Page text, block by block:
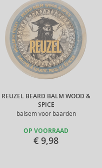
REUZEL BEARD BALM WOOD &
SPICE
balsem voor baarden
OP VOORRAAD
€ 9,98